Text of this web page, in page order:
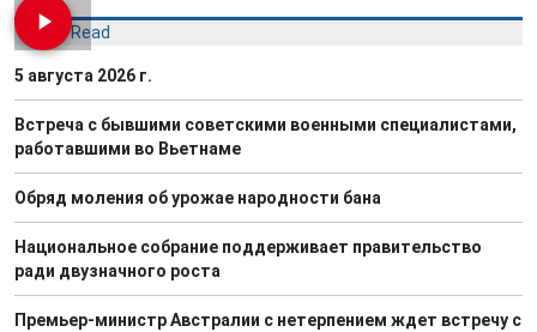
Most Read
5 августа 2026 г.
Встреча с бывшими советскими военными специалистами,
работавшими во Вьетнаме
Обряд моления об урожае народности бана
Национальное собрание поддерживает правительство
ради двузначного роста
Премьер-министр Австралии с нетерпением ждет встречу с